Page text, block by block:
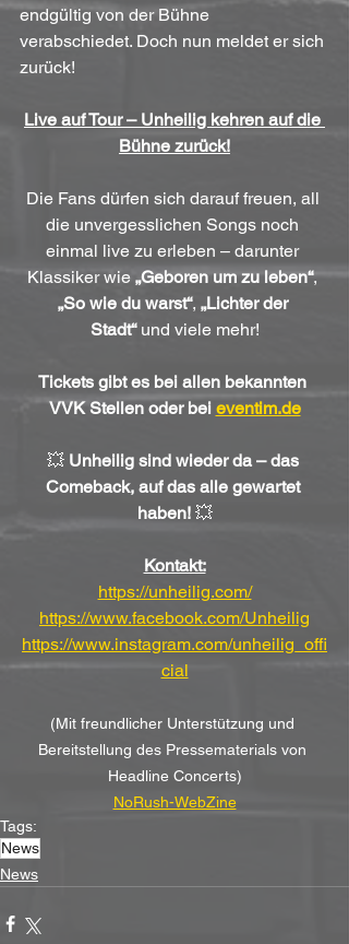
endgültig von der Bühne
verabschiedet. Doch nun meldet er sich
zurück!
Live auf Tour – Unheilig kehren auf die
Bühne zurück!
Die Fans dürfen sich darauf freuen, all
die unvergesslichen Songs noch
einmal live zu erleben – darunter
Klassiker wie „Geboren um zu leben“,
„So wie du warst“, „Lichter der
Stadt“ und viele mehr!
Tickets gibt es bei allen bekannten
VVK Stellen oder bei eventim.de
💥 Unheilig sind wieder da – das
Comeback, auf das alle gewartet
haben! 💥
Kontakt:
https://unheilig.com/
https://www.facebook.com/Unheilig
https://www.instagram.com/unheilig_offi
cial
(Mit freundlicher Unterstützung und
Bereitstellung des Pressematerials von
Headline Concerts)
NoRush-WebZine
Tags:
News
News